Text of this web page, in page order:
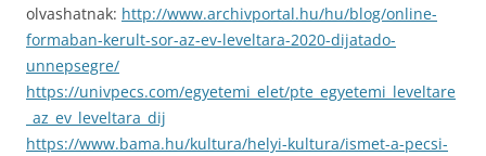
olvashatnak: http://www.archivportal.hu/hu/blog/online-
formaban-kerult-sor-az-ev-leveltara-2020-dijatado-
unnepsegre/
https://univpecs.com/egyetemi_elet/pte_egyetemi_leveltare
_az_ev_leveltara_dij
https://www.bama.hu/kultura/helyi-kultura/ismet-a-pecsi-